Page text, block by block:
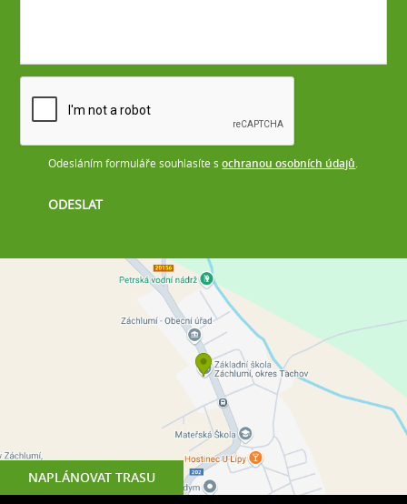
NAPLÁNOVAT TRASU
Odesláním formuláře souhlasíte sochranou osobních údajů